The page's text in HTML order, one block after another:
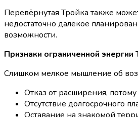
Перевёрнутая Тройка также
недостаточно далёкое
возможности.
Признаки ограниченной энергии
Слишком мелкое мышление об
Отказ от расширения,
Отсутствие долгосрочного